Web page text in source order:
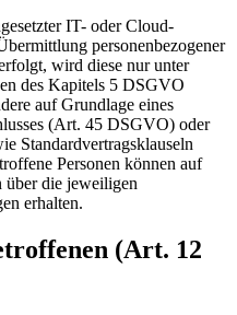
IT- oder Cloud-
personenbezogener
wird diese nur unter
des Kapitels 5 DSGVO
auf Grundlage eines
(Art. 45 DSGVO) oder
Standardvertragsklauseln
Personen können auf
die jeweiligen
erhalten.
(Art. 12